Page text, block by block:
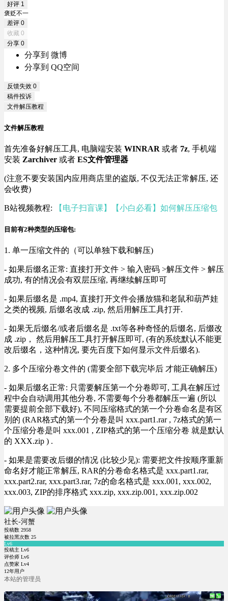
好评 1
褒贬不一
差评 0
收藏 0
分享 0
分享到 微博
分享到 QQ空间
反馈失效 0
稿件投诉
文件解压教程
文件解压教程
首先准备好解压工具, 电脑端安装 WINRAR 或者 7z, 手机端
安装 Zarchiver 或者 ES文件管理器
(注意不要安装国内应用商店里的盗版, 不仅无法正常解压, 还
会收费)
B站视频教程: 【电子扫盲课】【小白必看】如何解压压缩包
目前有2种类型的压缩包:
1. 单一压缩文件的（可以单独下载和解压)
- 如果后缀名正常: 直接打开文件 > 输入密码 >解压文件 > 解压
成功, 有的情况会有双层压缩, 再继续解压即可
- 如果后缀名是 .mp4, 直接打开文件会播放猫和老鼠和葫芦娃
之类的视频, 后缀名改成 .zip, 然后用解压工具打开.
- 如果无后缀名/或者后缀名是 .txt等各种奇怪的后缀名, 后缀改
成 .zip， 然后用解压工具打开解压即可, (有的系统默认不能更
改后缀名，这种情况, 要先百度下如何显示文件后缀名).
2. 多个压缩分卷文件的 (需要全部下载完毕后 才能正确解压)
- 如果后缀名正常: 只需要解压第一个分卷即可, 工具在解压过
程中会自动调用其他分卷, 不需要每个分卷都解压一遍 (所以
需要提前全部下载好), 不同压缩格式的第一个分卷命名是有区
别的 (RAR格式的第一个分卷是叫 xxx.part1.rar , 7z格式的第一
个压缩分卷是叫 xxx.001 , ZIP格式的第一个压缩分卷 就是默认
的 XXX.zip ) .
- 如果是需要改后缀的情况 (比较少见): 需要把文件按顺序重新
命名好才能正常解压, RAR的分卷命名格式是 xxx.part1.rar,
xxx.part2.rar, xxx.part3.rar, 7z的命名格式是 xxx.001, xxx.002,
xxx.003, ZIP的排序格式 xxx.zip, xxx.zip.001, xxx.zip.002
社长-河蟹
投稿数 2958
被拉黑次数 25
Lv6
投稿主 Lv6
评价师 Lv6
点赞家 Lv4
12年用户
本站的管理员